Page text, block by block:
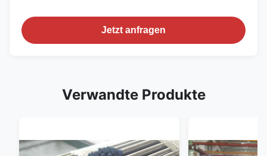
Jetzt anfragen
Verwandte Produkte